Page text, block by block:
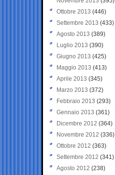
Ottobre 2013 (446)
Settembre 2013 (433)
Agosto 2013 (389)
Luglio 2013 (390)
Giugno 2013 (425)
Maggio 2013 (413)
Aprile 2013 (345)
Marzo 2013 (372)
Febbraio 2013 (293)
Gennaio 2013 (361)
Dicembre 2012 (364)
Novembre 2012 (336)
Ottobre 2012 (363)
Settembre 2012 (341)
Agosto 2012 (238)